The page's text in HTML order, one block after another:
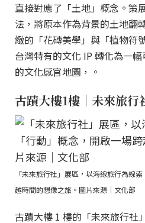
直接對應了「土地」概念。策
法，將原本作為背景的土地翻
緻的「花磚美學」與「植物符
台灣特有的文化 IP 轉化為一
的文化感官地圖，。
古蹟大樓1樓｜未來旅行
「未來旅行社」展區，以海線旅行為線
越時間的想像之旅。圖片來源｜文化部
古蹟大樓 1 樓的「未來旅行社